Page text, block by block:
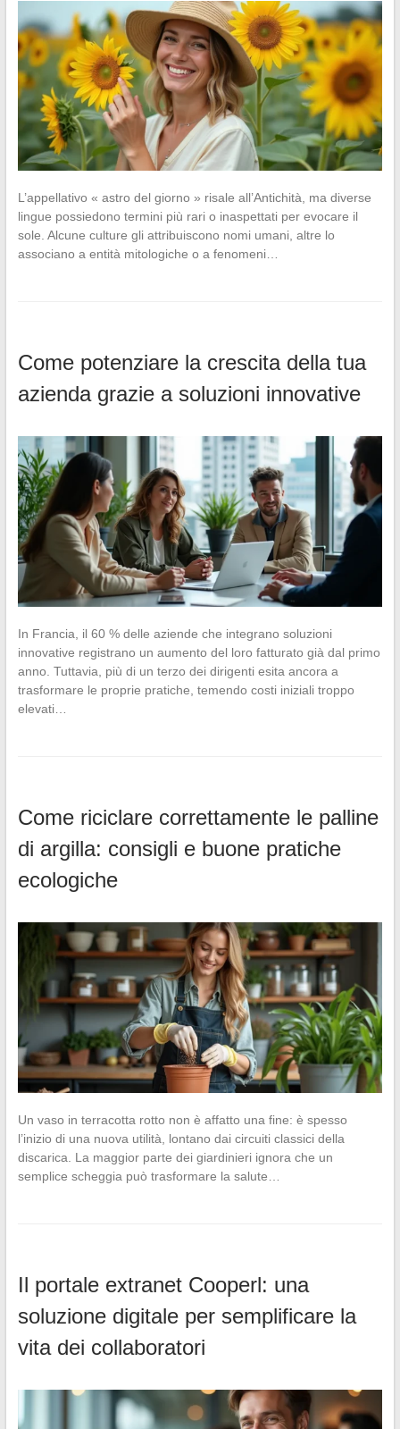
L’appellativo « astro del giorno » risale all’Antichità, ma diverse
lingue possiedono termini più rari o inaspettati per evocare il
sole. Alcune culture gli attribuiscono nomi umani, altre lo
associano a entità mitologiche o a fenomeni…
Come potenziare la crescita della tua
azienda grazie a soluzioni innovative
In Francia, il 60 % delle aziende che integrano soluzioni
innovative registrano un aumento del loro fatturato già dal primo
anno. Tuttavia, più di un terzo dei dirigenti esita ancora a
trasformare le proprie pratiche, temendo costi iniziali troppo
elevati…
Come riciclare correttamente le palline
di argilla: consigli e buone pratiche
ecologiche
Un vaso in terracotta rotto non è affatto una fine: è spesso
l’inizio di una nuova utilità, lontano dai circuiti classici della
discarica. La maggior parte dei giardinieri ignora che un
semplice scheggia può trasformare la salute…
Il portale extranet Cooperl: una
soluzione digitale per semplificare la
vita dei collaboratori